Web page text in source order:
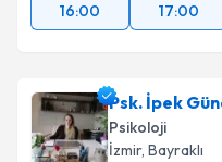
16:00
17:00
Psk. İpek
Psikoloji
İzmir, Bayraklı